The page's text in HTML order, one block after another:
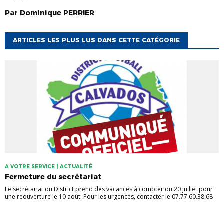
Par Dominique PERRIER
ARTICLES LES PLUS LUS DANS CETTE CATÉGORIE
A VOTRE SERVICE | ACTUALITÉ
Fermeture du secrétariat
Le secrétariat du District prend des vacances à compter du 20 juillet pour
une réouverture le 10 août. Pour les urgences, contacter le 07.77.60.38.68